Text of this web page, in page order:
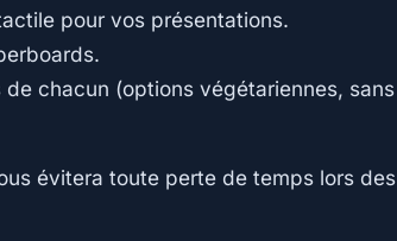
pour vos présentations.
chacun (options végétariennes, sans
évitera toute perte de temps lors des